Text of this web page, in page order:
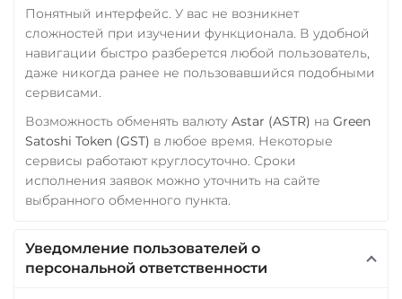
Понятный интерфейс. У вас не возникнет
сложностей при изучении функционала. В удобной
навигации быстро разберется любой пользователь,
даже никогда ранее не пользовавшийся подобными
сервисами.
Возможность обменять валюту Astar (ASTR) на Green
Satoshi Token (GST) в любое время. Некоторые
сервисы работают круглосуточно. Сроки
исполнения заявок можно уточнить на сайте
выбранного обменного пункта.
Уведомление пользователей о
персональной ответственности